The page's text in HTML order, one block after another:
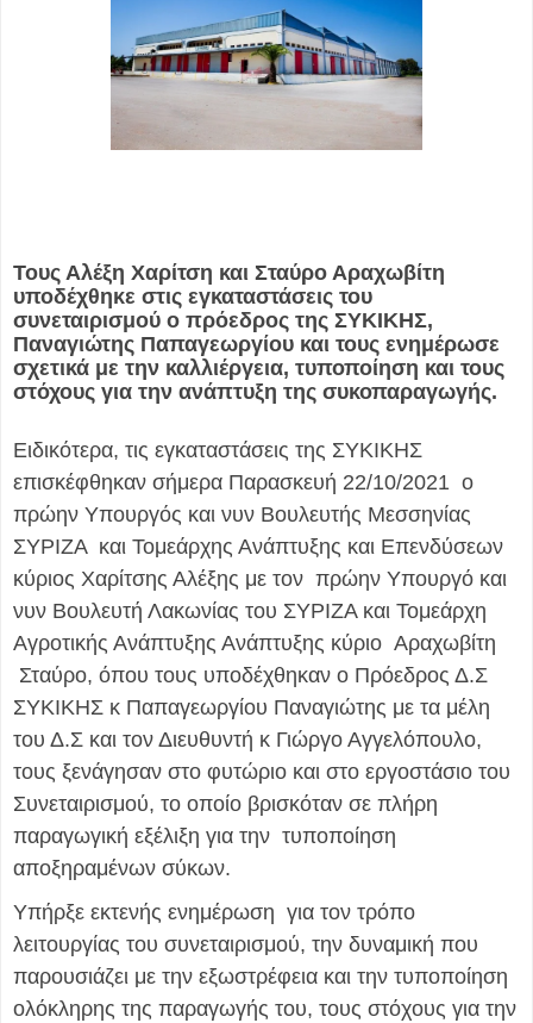
Τους Αλέξη Χαρίτση και Σταύρο Αραχωβίτη
υποδέχθηκε στις εγκαταστάσεις του
συνεταιρισμού ο πρόεδρος της ΣΥΚΙΚΗΣ,
Παναγιώτης Παπαγεωργίου και τους ενημέρωσε
σχετικά με την καλλιέργεια, τυποποίηση και τους
στόχους για την ανάπτυξη της συκοπαραγωγής.
Ειδικότερα, τις εγκαταστάσεις της ΣΥΚΙΚΗΣ
επισκέφθηκαν σήμερα Παρασκευή 22/10/2021 ο
πρώην Υπουργός και νυν Βουλευτής Μεσσηνίας
ΣΥΡΙΖΑ και Τομεάρχης Ανάπτυξης και Επενδύσεων
κύριος Χαρίτσης Αλέξης με τον πρώην Υπουργό και
νυν Βουλευτή Λακωνίας του ΣΥΡΙΖΑ και Τομεάρχη
Αγροτικής Ανάπτυξης Ανάπτυξης κύριο Αραχωβίτη
Σταύρο, όπου τους υποδέχθηκαν ο Πρόεδρος Δ.Σ
ΣΥΚΙΚΗΣ κ Παπαγεωργίου Παναγιώτης με τα μέλη
του Δ.Σ και τον Διευθυντή κ Γιώργο Αγγελόπουλο,
τους ξενάγησαν στο φυτώριο και στο εργοστάσιο του
Συνεταιρισμού, το οποίο βρισκόταν σε πλήρη
παραγωγική εξέλιξη για την τυποποίηση
αποξηραμένων σύκων.
Υπήρξε εκτενής ενημέρωση για τον τρόπο
λειτουργίας του συνεταιρισμού, την δυναμική που
παρουσιάζει με την εξωστρέφεια και την τυποποίηση
ολόκληρης της παραγωγής του, τους στόχους για την